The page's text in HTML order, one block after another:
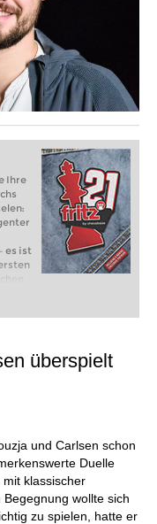
Ihre
es ist
und
überspielt
und Carlsen schon
Duelle
klassischer
wollte sich
zu spielen, hatte er